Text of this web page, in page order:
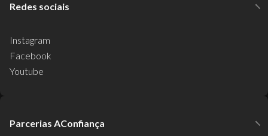
Redes sociais
Instagram
Facebook
Youtube
Parcerias AConfiança